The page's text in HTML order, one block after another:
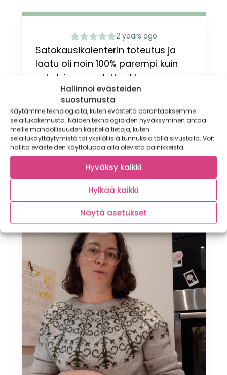
Hallinnoi evästeiden
suostumusta
Käytämme teknologioita, kuten evästeitä parantaaksemme
selailukokemusta. Näiden teknologioiden hyväksyminen antaa
meille mahdollisuuden käsitellä tietoja, kuten
selailukäyttäytymistä tai yksilöllisiä tunnuksia tällä sivustolla. Voit
hallita evästeiden käyttölupaa alla olevista painikkeista.
Hyväksy kaikki
Hylkää kaikki
Näytä asetukset
2 years ago
Satokausikalenterin toteutus ja
laatu oli noin 100% parempi kuin
uskalsimme odottaakkaan,
tilaamme tämän jatkossakin!